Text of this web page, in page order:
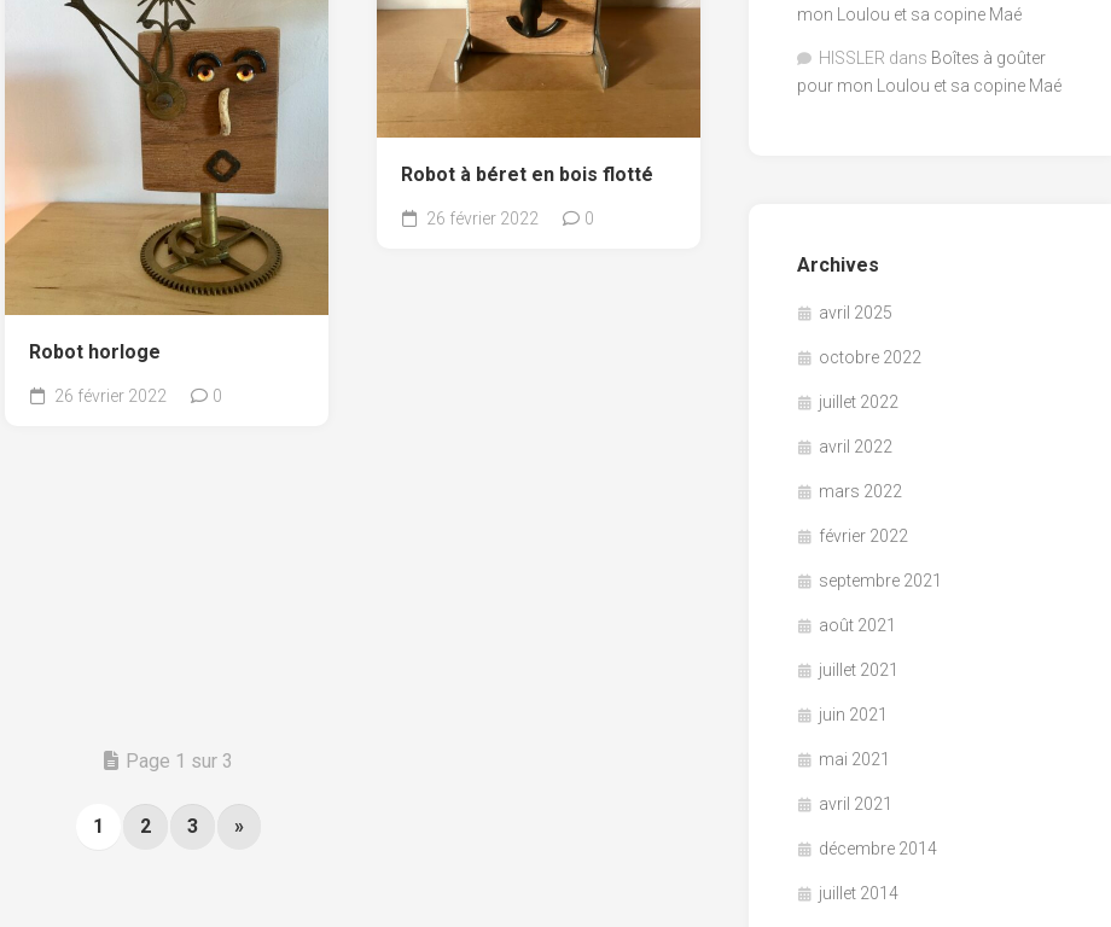
Robot à béret en bois flotté
26 février 2022 0
Robot horloge
26 février 2022 0
Page 1 sur 3
1 2 3 »
mon Loulou et sa copine Maé
HISSLER dans Boîtes à goûter
pour mon Loulou et sa copine Maé
Archives
avril 2025
octobre 2022
juillet 2022
avril 2022
mars 2022
février 2022
septembre 2021
août 2021
juillet 2021
juin 2021
mai 2021
avril 2021
décembre 2014
juillet 2014